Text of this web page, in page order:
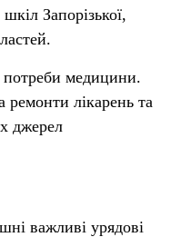
Запорізької,
потреби медицини.
лікарень та
джерел
важливі урядові